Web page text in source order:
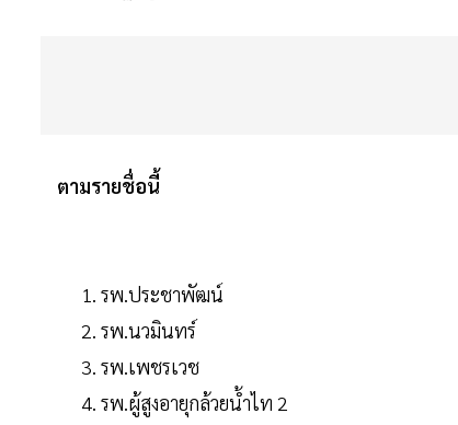
ตามรายชื่อนี้
รพ.ประชาพัฒน์
รพ.นวมินทร์
รพ.เพชรเวช
รพ.ผู้สูงอายุกล้วยน้ำไท 2